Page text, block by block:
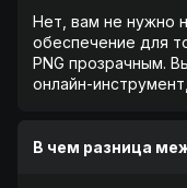
Нет, вам не нужно
обеспечение для
PNG прозрачным.
онлайн-
В чем разница